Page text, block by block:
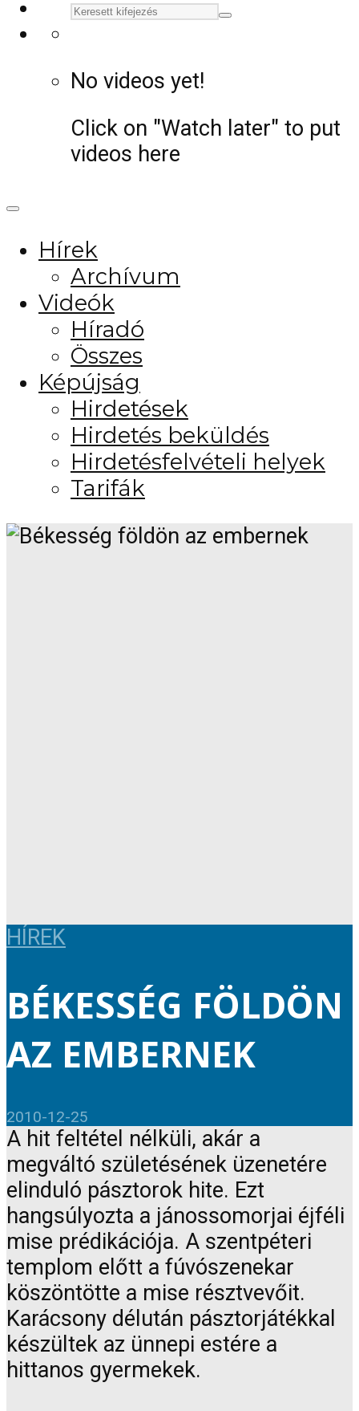
No videos yet!
Click on "Watch later" to put
videos here
Hírek
Archívum
Videók
Híradó
Összes
Képújság
Hirdetések
Hirdetés beküldés
Hirdetésfelvételi helyek
Tarifák
HÍREK
BÉKESSÉG FÖLDÖN
AZ EMBERNEK
2010-12-25
A hit feltétel nélküli, akár a
megváltó születésének üzenetére
elinduló pásztorok hite. Ezt
hangsúlyozta a jánossomorjai éjféli
mise prédikációja. A szentpéteri
templom előtt a fúvószenekar
köszöntötte a mise résztvevőit.
Karácsony délután pásztorjátékkal
készültek az ünnepi estére a
hittanos gyermekek.